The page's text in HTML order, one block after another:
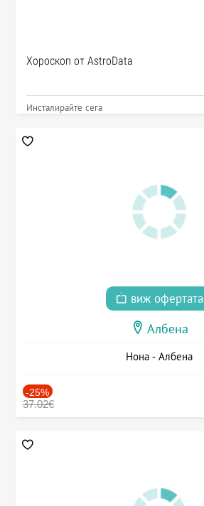
Хороскоп от AstroData
Инсталирайте сега
виж офертата
Албена
Нона - Албена
-25%
37.02€